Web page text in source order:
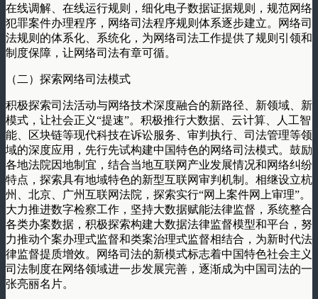
在线调解、在线运行规则，细化电子数据证据规则，规范网络
犯罪案件办理程序，网络司法程序规则体系逐步建立。网络司
法规则的体系化、系统化，为网络司法工作提供了规则引领和
制度保障，让网络司法有章可循。
（二）探索网络司法模式
积极探索司法活动与网络技术深度融合的新路径、新领域、新
模式，让社会正义“提速”。积极推行大数据、云计算、人工智
能、区块链等现代科技在诉讼服务、审判执行、司法管理等领
域的深度应用，先行先试构建中国特色的网络司法模式。鼓励
各地法院因地制宜，结合当地互联网产业发展情况和网络纠纷
特点，探索具有地域特色的新型互联网审判机制。相继设立杭
州、北京、广州互联网法院，探索实行“网上案件网上审理”。
大力推进数字检察工作，坚持大数据赋能法律监督，系统整合
各类办案数据，积极探索构建大数据法律监督模型和平台，努
力推动个案办理式监督和类案治理式监督相结合，为新时代法
律监督提质增效。网络司法的新模式标志着中国特色社会主义
司法制度在网络领域进一步发展完善，逐渐成为中国司法的一
张亮丽名片。